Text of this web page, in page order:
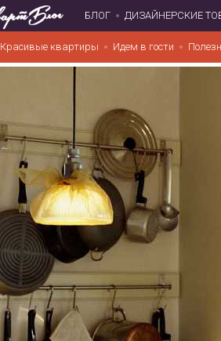
БЛОГ ДИЗАЙНЕРСКИЕ
Красивые квартиры Идем в гости